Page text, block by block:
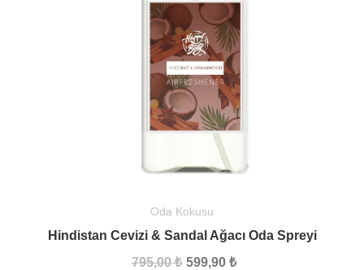
Oda Kokusu
Hindistan Cevizi & Sandal Ağacı Oda Spreyi
795,00 ₺ 599,90 ₺